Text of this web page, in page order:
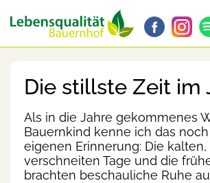
Die stillste Zeit im
Als in die Jahre gekommenes
Bauernkind kenne ich das
eigenen Erinnerung: Die kalten,
verschneiten Tage und die
brachten beschauliche Ruhe